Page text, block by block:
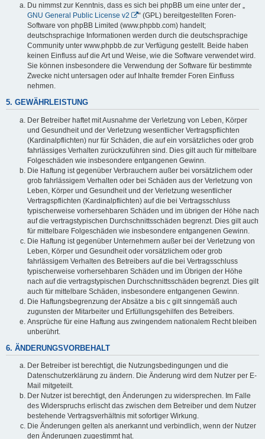
Du nimmst zur Kenntnis, dass es sich bei phpBB um eine unter der „
GNU General Public License v2
“ (GPL) bereitgestellten Foren-
Software von phpBB Limited (www.phpbb.com) handelt;
deutschsprachige Informationen werden durch die deutschsprachige
Community unter www.phpbb.de zur Verfügung gestellt. Beide haben
keinen Einfluss auf die Art und Weise, wie die Software verwendet wird.
Sie können insbesondere die Verwendung der Software für bestimmte
Zwecke nicht untersagen oder auf Inhalte fremder Foren Einfluss
nehmen.
5. GEWÄHRLEISTUNG
Der Betreiber haftet mit Ausnahme der Verletzung von Leben, Körper
und Gesundheit und der Verletzung wesentlicher Vertragspflichten
(Kardinalpflichten) nur für Schäden, die auf ein vorsätzliches oder grob
fahrlässiges Verhalten zurückzuführen sind. Dies gilt auch für mittelbare
Folgeschäden wie insbesondere entgangenen Gewinn.
Die Haftung ist gegenüber Verbrauchern außer bei vorsätzlichem oder
grob fahrlässigem Verhalten oder bei Schäden aus der Verletzung von
Leben, Körper und Gesundheit und der Verletzung wesentlicher
Vertragspflichten (Kardinalpflichten) auf die bei Vertragsschluss
typischerweise vorhersehbaren Schäden und im übrigen der Höhe nach
auf die vertragstypischen Durchschnittsschäden begrenzt. Dies gilt auch
für mittelbare Folgeschäden wie insbesondere entgangenen Gewinn.
Die Haftung ist gegenüber Unternehmern außer bei der Verletzung von
Leben, Körper und Gesundheit oder vorsätzlichem oder grob
fahrlässigem Verhalten des Betreibers auf die bei Vertragsschluss
typischerweise vorhersehbaren Schäden und im Übrigen der Höhe
nach auf die vertragstypischen Durchschnittsschäden begrenzt. Dies gilt
auch für mittelbare Schäden, insbesondere entgangenen Gewinn.
Die Haftungsbegrenzung der Absätze a bis c gilt sinngemäß auch
zugunsten der Mitarbeiter und Erfüllungsgehilfen des Betreibers.
Ansprüche für eine Haftung aus zwingendem nationalem Recht bleiben
unberührt.
6. ÄNDERUNGSVORBEHALT
Der Betreiber ist berechtigt, die Nutzungsbedingungen und die
Datenschutzerklärung zu ändern. Die Änderung wird dem Nutzer per E-
Mail mitgeteilt.
Der Nutzer ist berechtigt, den Änderungen zu widersprechen. Im Falle
des Widerspruchs erlischt das zwischen dem Betreiber und dem Nutzer
bestehende Vertragsverhältnis mit sofortiger Wirkung.
Die Änderungen gelten als anerkannt und verbindlich, wenn der Nutzer
den Änderungen zugestimmt hat.